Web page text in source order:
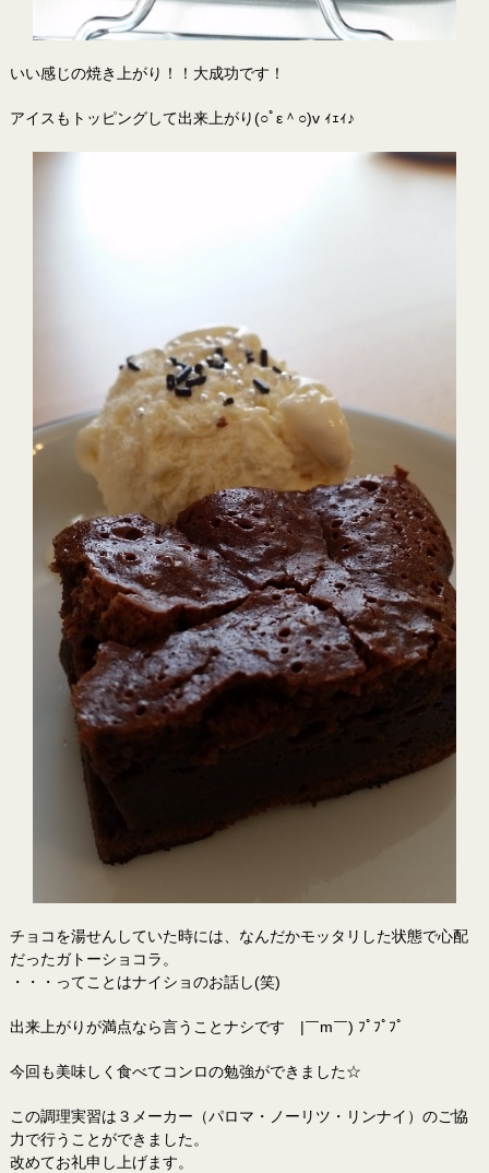
いい感じの焼き上がり！！大成功です！
アイスもトッピングして出来上がり(○ﾟε＾○)v ｨｪｨ♪
チョコを湯せんしていた時には、なんだかモッタリした状態で心配
だったガトーショコラ。
・・・ってことはナイショのお話し(笑)
出来上がりが満点なら言うことナシです |￣m￣) ﾌﾟﾌﾟﾌﾟ
今回も美味しく食べてコンロの勉強ができました☆
この調理実習は３メーカー（パロマ・ノーリツ・リンナイ）のご協
力で行うことができました。
改めてお礼申し上げます。